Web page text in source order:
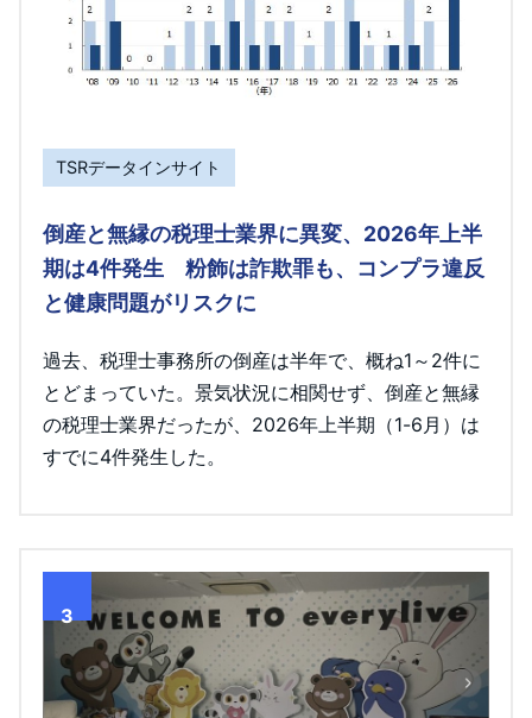
TSRデータインサイト
倒産と無縁の税理士業界に異変、2026年上半
期は4件発生 粉飾は詐欺罪も、コンプラ違反
と健康問題がリスクに
過去、税理士事務所の倒産は半年で、概ね1～2件に
とどまっていた。景気状況に相関せず、倒産と無縁
の税理士業界だったが、2026年上半期（1-6月）は
すでに4件発生した。
3